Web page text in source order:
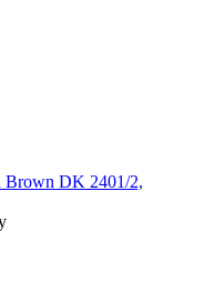
Brown DK 2401/2,